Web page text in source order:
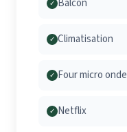
✓ Balcon
✓ Climatisation
✓ Four micro onde
✓ Netflix